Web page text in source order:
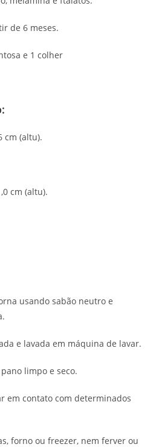
de 6 meses.
e 1 colher
cm (altu).
cm (altu).
usando sabão neutro e
e lavada em máquina de lavar.
limpo e seco.
em contato com determinados
forno ou freezer, nemferver ou